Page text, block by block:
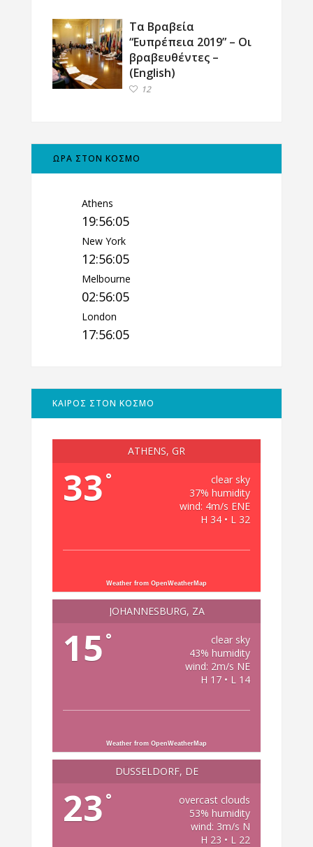
Τα Βραβεία
“Ευπρέπεια 2019” – Οι
βραβευθέντες –
(English)
12
ΩΡΑ ΣΤΟΝ ΚΟΣΜΟ
Athens
19:56:06
New York
12:56:06
Melbourne
02:56:06
London
17:56:06
ΚΑΙΡΟΣ ΣΤΟΝ ΚΟΣΜΟ
ATHENS, GR
33 °
clear sky
37% humidity
wind: 4m/s ENE
H 34 • L 32
Weather from OpenWeatherMap
JOHANNESBURG, ZA
15 °
clear sky
43% humidity
wind: 2m/s NE
H 17 • L 14
Weather from OpenWeatherMap
DÜSSELDORF, DE
23 °
overcast clouds
53% humidity
wind: 3m/s N
H 23 • L 22